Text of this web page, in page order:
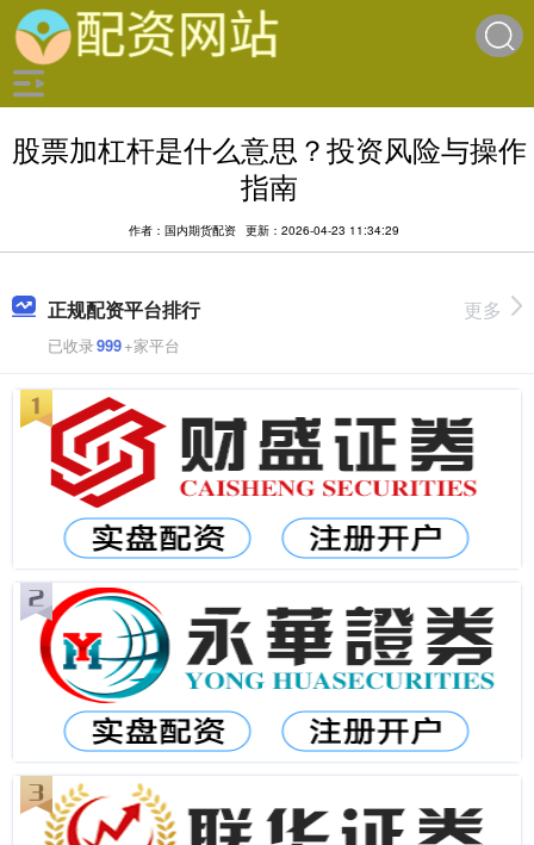
股票加杠杆是什么意思？投资风险与操作
指南
作者：国内期货配资 更新：2026-04-23 11:34:29
正规配资平台排行
已收录999+家平台
更多